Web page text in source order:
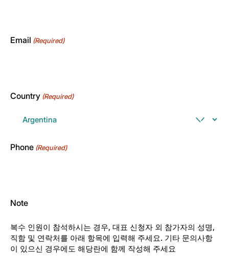
Email (Required)
Country (Required)
Phone (Required)
Note
복수 인원이 참석하시는 경우, 대표 신청자 외 참가자의 성명,
직함 및 연락처를 아래 항목에 입력해 주세요. 기타 문의사항
이 있으신 경우에도 해당란에 함께 작성해 주세요